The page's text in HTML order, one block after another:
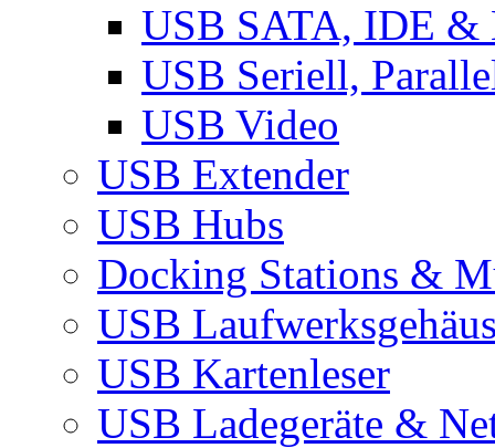
USB SATA, IDE &
USB Seriell,
USB Video
USB Extender
USB Hubs
Docking Stations &
USB
USB Kartenleser
USB Ladegeräte &